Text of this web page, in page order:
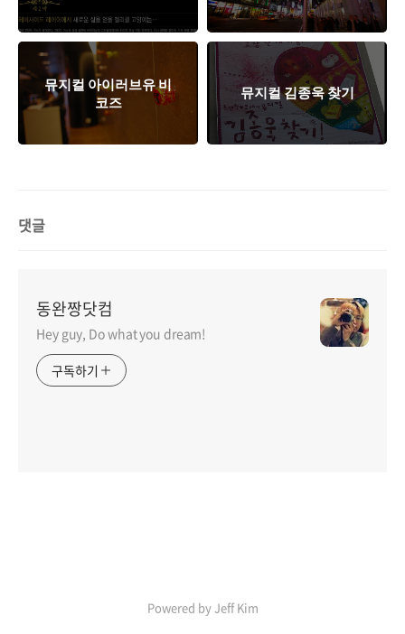
뮤지컬 아이러브유 비
코즈
뮤지컬 김종욱 찾기
댓글
동완짱닷컴
Hey guy, Do what you dream!
구독하기
Powered by Jeff Kim